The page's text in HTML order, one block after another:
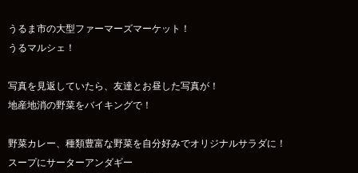
うるま市の大型ファーマーズマーケット！
うるマルシェ！
写真を見返していたら、友達とお昼した写真が！
地産地消の野菜をバイキングで！
野菜カレー、種類豊富な野菜を自分好みでオリジナルサラダに！
スープにサーターアンダギー